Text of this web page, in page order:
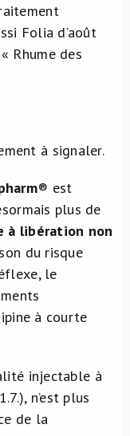
Folia d’août
Rhume des
à signaler.
® est
plus de
à libération non
du risque
le
à courte
injectable à
n’est plus
de la